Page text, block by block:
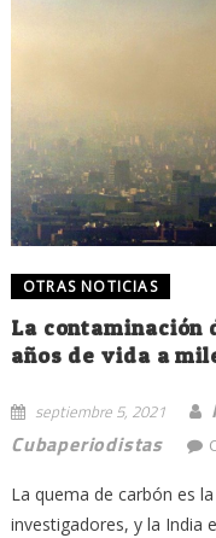
OTRAS NOTICIAS
La contaminación
años de vida a
septiembre 5, 2021
Cubaperiodistas
La quema de carbón es
investigadores, y la India